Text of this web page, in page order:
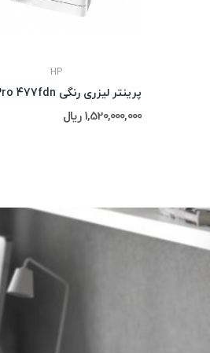
HP
1,520,000,000 ریال